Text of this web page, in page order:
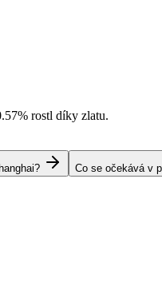
rostl díky zlatu.
Co se očekává v